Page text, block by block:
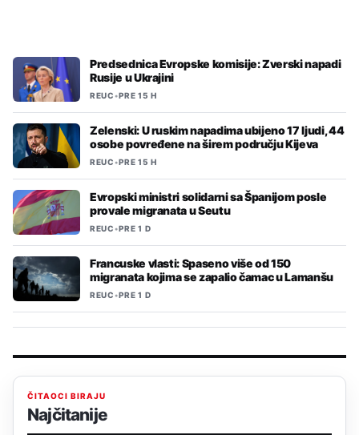
Predsednica Evropske komisije: Zverski napadi
Rusije u Ukrajini
REUC•PRE 15 H
Zelenski: U ruskim napadima ubijeno 17 ljudi, 44
osobe povređene na širem području Kijeva
REUC•PRE 15 H
Evropski ministri solidarni sa Španijom posle
provale migranata u Seutu
REUC•PRE 1 D
Francuske vlasti: Spaseno više od 150
migranata kojima se zapalio čamac u Lamanšu
REUC•PRE 1 D
ČITAOCI BIRAJU
Najčitanije